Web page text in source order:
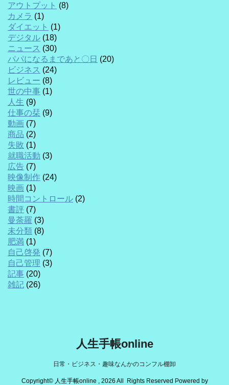
アウトプット (8)
カメラ (1)
ダイエット (1)
デジタル (18)
ニュース (30)
パパになるまであと〇日 (20)
ビジネス (24)
レビュー (8)
世の中事 (1)
人生 (9)
仕事の栞 (9)
動画 (7)
商品 (2)
失敗 (1)
就職活動 (3)
広告 (7)
映像制作 (24)
映画 (1)
時間コントロール (2)
書評 (7)
曼荼羅 (3)
未分類 (8)
肥満 (1)
自己啓発 (7)
自己管理 (3)
記事 (20)
雑記 (26)
人生手帳online
日常・ビジネス・趣味なんかのコンフル棚卸
Copyright© 人生手帳online , 2026 All Rights Reserved Powered by